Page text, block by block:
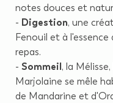
notes douces et
- Digestion, une
Fenouil et à
repas.
- Sommeil , la
Marjolaine se mêle
de Mandarine et